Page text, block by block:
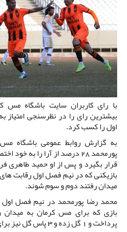
با رای کاربران سایت باشگاه مس
بیشترین رای را در نظرسنجی امتیاز
اول را کسب کرد.
به گزارش روابط عمومی باشگاه
پورمحمد 28 درصد از آرا را
بازیکنی که در نیم فصل اول رقابت
میدان رفتند دوم و سوم شوند.
پرداخت و 1 گل زده و 3 پاس گل نیز برای تیم مس ثبت کرد.